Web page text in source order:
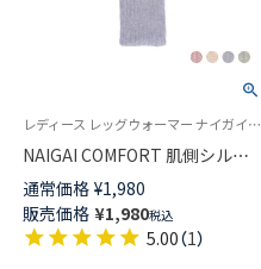
レディース レッグウォーマー ナイガイ コンフォート
NAIGAI COMFORT 肌側シルク 2
重編み 綿混メランジ レッグウ
ォーマー レディース 03022806
通常価格 ¥1,980
販売価格 ¥1,980税込
5.00（1）